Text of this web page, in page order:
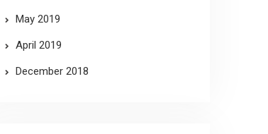
May 2019
April 2019
December 2018